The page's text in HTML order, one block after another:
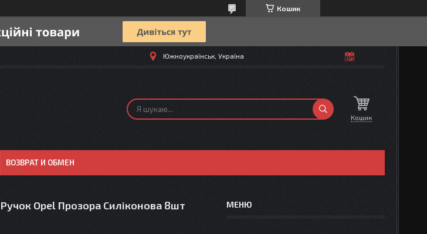
Кошик
Южноукраїнськ, Україна
Кошик
ВОЗВРАТ И ОБМЕН
Opel Прозора Силіконова 8шт